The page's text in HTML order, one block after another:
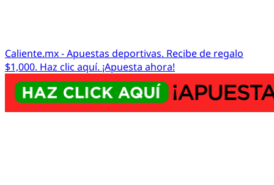
Caliente.mx - Apuestas deportivas. Recibe de regalo
$1,000. Haz clic aquí. ¡Apuesta ahora!